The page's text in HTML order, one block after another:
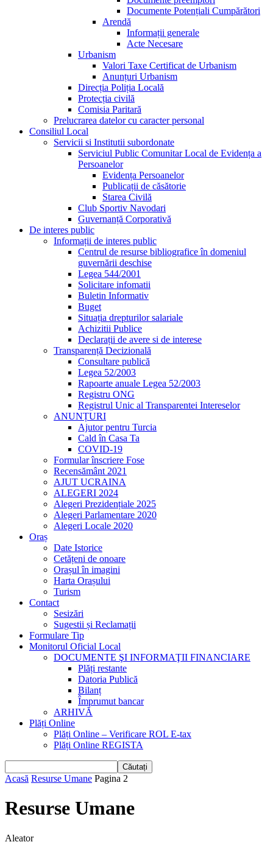
Documente Potențiali Cumpărători
Arendă
Informații generale
Acte Necesare
Urbanism
Valori Taxe Certificat de Urbanism
Anunțuri Urbanism
Direcția Poliția Locală
Protecția civilă
Comisia Paritară
Prelucrarea datelor cu caracter personal
Consiliul Local
Servicii si Institutii subordonate
Serviciul Public Comunitar Local de Evidența a
Persoanelor
Evidența Persoanelor
Publicații de căsătorie
Starea Civilă
Club Sportiv Navodari
Guvernanță Corporativă
De interes public
Informații de interes public
Centrul de resurse bibliografice în domeniul
guvernării deschise
Legea 544/2001
Solicitare infomatii
Buletin Informativ
Buget
Situația drepturilor salariale
Achizitii Publice
Declarații de avere si de interese
Transparență Decizională
Consultare publică
Legea 52/2003
Rapoarte anuale Legea 52/2003
Registru ONG
Registrul Unic al Transparentei Intereselor
ANUNȚURI
Ajutor pentru Turcia
Cald în Casa Ta
COVID-19
Formular înscriere Fose
Recensământ 2021
AJUT UCRAINA
ALEGERI 2024
Alegeri Prezidențiale 2025
Alegeri Parlamentare 2020
Alegeri Locale 2020
Oraș
Date Istorice
Cetățeni de onoare
Orașul în imagini
Harta Orașului
Turism
Contact
Sesizări
Sugestii și Reclamații
Formulare Tip
Monitorul Oficial Local
DOCUMENTE ŞI INFORMAŢII FINANCIARE
Plăți restante
Datoria Publică
Bilanț
Împrumut bancar
ARHIVĂ
Plăți Online
Plăți Online – Verificare ROL E-tax
Plăți Online REGISTA
Acasă Resurse Umane Pagina 2
Resurse Umane
Aleator